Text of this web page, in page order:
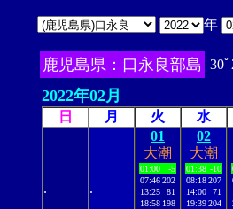
年
鹿児島県：口永良部島 30
2022年02月
日 月 火 水
. .
01
大潮
01:00
-5
07:46202
13:25
81
18:58 198
02
大潮
01:38 -10
08:18207
14:00
71
19:39204